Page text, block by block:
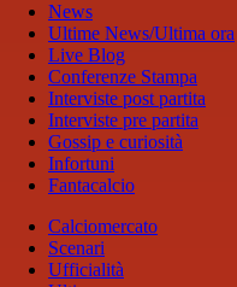
News
Ultime News/Ultima ora
Live Blog
Conferenze Stampa
Interviste post partita
Interviste pre partita
Gossip e curiosità
Infortuni
Fantacalcio
Calciomercato
Scenari
Ufficialità